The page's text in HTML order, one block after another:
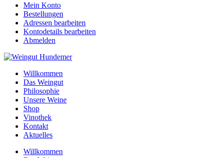
Mein Konto
Bestellungen
Adressen bearbeiten
Kontodetails bearbeiten
Abmelden
Willkommen
Das Weingut
Philosophie
Unsere Weine
Shop
Vinothek
Kontakt
Aktuelles
Willkommen